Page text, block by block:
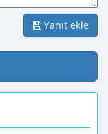
Yanıt ekle